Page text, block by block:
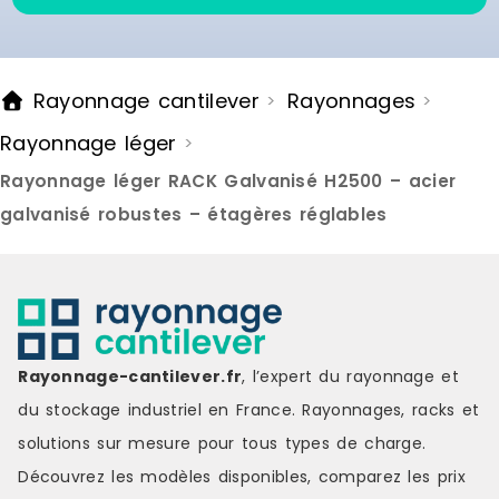
Rayonnage cantilever > Rayonnages >
Rayonnage léger >
Rayonnage léger RACK Galvanisé H2500 – acier
galvanisé robustes – étagères réglables
Rayonnage-cantilever.fr, l’expert du rayonnage et
du stockage industriel en France. Rayonnages, racks et
solutions sur mesure pour tous types de charge.
Découvrez les modèles disponibles, comparez les prix